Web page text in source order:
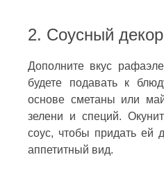
2. Соусный декор
Дополните вкус
будете подавать к
основе сметаны или
зелени и специй.
соус, чтобы придать ей
аппетитный вид.